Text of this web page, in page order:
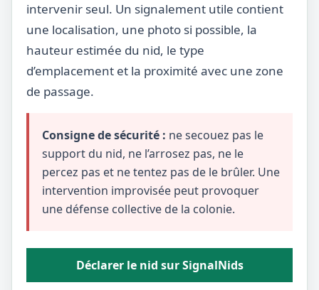
intervenir seul. Un signalement utile contient
une localisation, une photo si possible, la
hauteur estimée du nid, le type
d’emplacement et la proximité avec une zone
de passage.
Consigne de sécurité : ne secouez pas le
support du nid, ne l’arrosez pas, ne le
percez pas et ne tentez pas de le brûler. Une
intervention improvisée peut provoquer
une défense collective de la colonie.
Déclarer le nid sur SignalNids